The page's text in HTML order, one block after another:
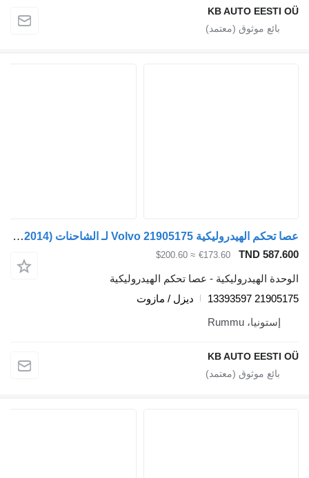
KB AUTO EESTI OÜ
عصا تحكم الهيدروليكية Volvo 21905175 لـ الشاحنات Volvo FH12, FH16, NH12, FH, VNL780 (1993-2014)
TND 587.600
€173.60
≈ $200.60
الوحدة الهيدروليكية - عصا تحكم الهيدروليكية
21905175 13393597
ديزل / مازوت
إستونيا، Rummu
KB AUTO EESTI OÜ